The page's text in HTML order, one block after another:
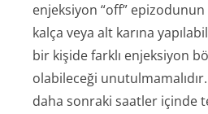
enjeksiyon “off”
kalça veya alt karına
bir kişide farklı enjeksiyon
olabileceği
daha sonraki saatler içinde